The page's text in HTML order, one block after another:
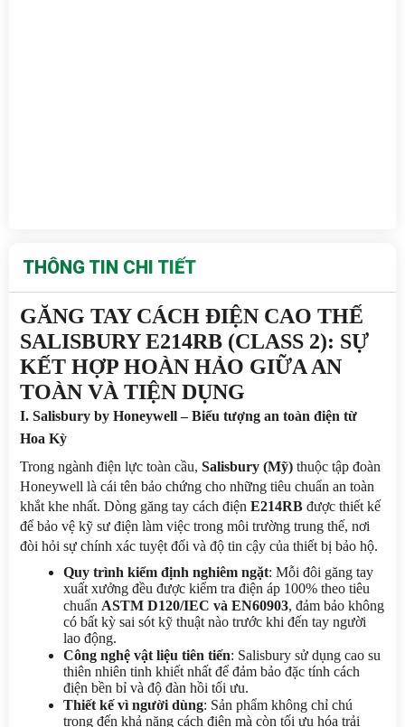
THÔNG TIN CHI TIẾT
GĂNG TAY CÁCH ĐIỆN CAO THẾ
SALISBURY E214RB (CLASS 2): SỰ
KẾT HỢP HOÀN HẢO GIỮA AN
TOÀN VÀ TIỆN DỤNG
I. Salisbury by Honeywell – Biểu tượng an toàn điện từ
Hoa Kỳ
Trong ngành điện lực toàn cầu, Salisbury (Mỹ) thuộc tập đoàn
Honeywell là cái tên bảo chứng cho những tiêu chuẩn an toàn
khắt khe nhất. Dòng găng tay cách điện E214RB được thiết kế
để bảo vệ kỹ sư điện làm việc trong môi trường trung thế, nơi
đòi hỏi sự chính xác tuyệt đối và độ tin cậy của thiết bị bảo hộ.
Quy trình kiểm định nghiêm ngặt: Mỗi đôi găng tay
xuất xưởng đều được kiểm tra điện áp 100% theo tiêu
chuẩn ASTM D120/IEC và EN60903, đảm bảo không
có bất kỳ sai sót kỹ thuật nào trước khi đến tay người
lao động.
Công nghệ vật liệu tiên tiến: Salisbury sử dụng cao su
thiên nhiên tinh khiết nhất để đảm bảo đặc tính cách
điện bền bỉ và độ đàn hồi tối ưu.
Thiết kế vì người dùng: Sản phẩm không chỉ chú
trọng đến khả năng cách điện mà còn tối ưu hóa trải